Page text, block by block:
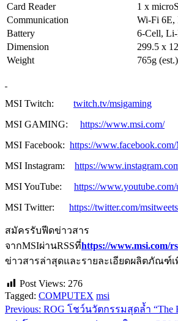
Card Reader
1 x
Communication
Wi-Fi 6E,
Battery
6-Cell,
Dimension
299.5 x
Weight
765g (est.)
MSI Twitch: twitch.tv/msigaming
MSI GAMING: https://www.msi.com/
MSI Facebook: https://
MSI Instagram: https://
MSI YouTube: https://
MSI Twitter: https://twitter.com/msitweets
สมัครรับฟีดข่าวสาร
จากMSIผ่านRSSที่https://www.msi.com/
ข่าวสารล่าสุดและรายละเอียดผลิตภัณฑ์เ
Post Views: 276
Tagged: COMPUTEX msi
แนะแนว
Previous: ROG โชว์นวัตกรรมสุดล้ำ “The